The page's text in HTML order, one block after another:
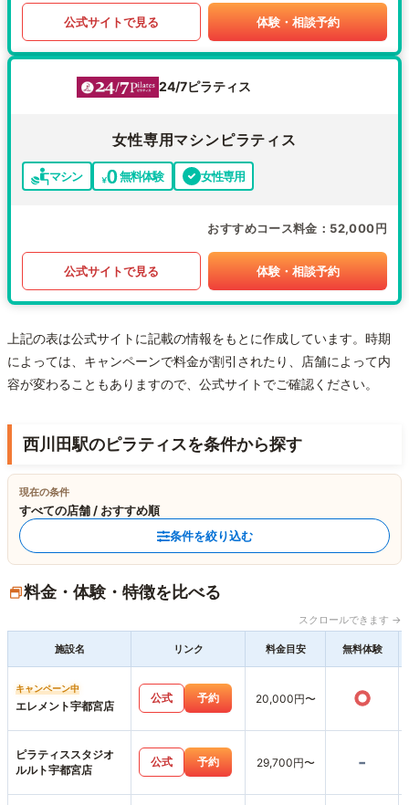
公式サイトで見る 体験・相談予約
24/7ピラティス
女性専用マシンピラティス
マシン 無料体験 女性専用
おすすめコース料金 52,000円
公式サイトで見る 体験・相談予約
上記の表は公式サイトに記載の情報をもとに作成しています。時期
によっては、キャンペーンで料金が割引されたり、店舗によって内
容が変わることもありますので、公式サイトでご確認ください。
西川田駅のピラティスを条件から探す
現在の条件
すべての店舗 / おすすめ順
条件を絞り込む
料金・体験・特徴を比べる
スクロールできます →
施設名 リンク 料金目安 無料体験
キャンペーン中
エレメント宇都宮店
公式 予約 20,000円〜 ○
ピラティススタジオ
ルルト宇都宮店
公式 予約 29,700円〜 -